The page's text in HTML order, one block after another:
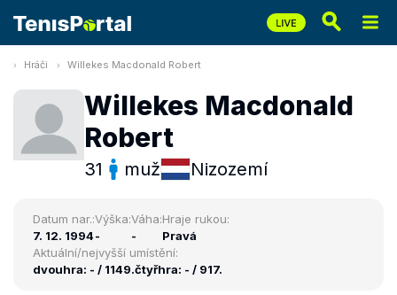
Hráči Willekes Macdonald Robert
Willekes Macdonald
Robert
31 muž Nizozemí
Datum nar.:
7. 12. 1994
Výška:
-
Váha:
-
Hraje rukou:
Pravá
Aktuální/nejvyšší umístění:
dvouhra: - / 1149.čtyřhra: - / 917.